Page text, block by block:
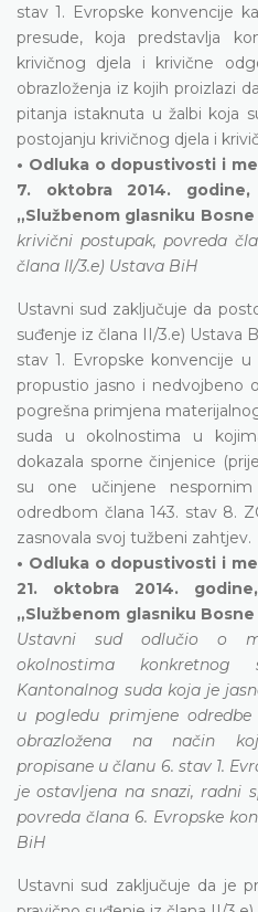
stav 1. Evropske konvencije
presude, koja predstavlja
krivičnog djela i krivične
obrazloženja iz kojih proizlazi
pitanja istaknuta u žalbi koja
postojanju krivičnog djela i
• Odluka o dopustivosti i
7. oktobra 2014.
„Službenom glasniku
krivični postupak, povreda
člana II/3.e) Ustava BiH
Ustavni sud zaključuje da
suđenje iz člana II/3.e) Ustava
stav 1. Evropske konvencije
propustio jasno i nedvojbeno
pogrešna primjena
suda u okolnostima u
dokazala sporne činjenice
su one učinjene
odredbom člana 143. stav 8.
zasnovala svoj tužbeni zahtjev.
• Odluka o dopustivosti i
21. oktobra 2014.
„Službenom glasniku
Ustavni sud odlučio o
okolnostima konkretnog
Kantonalnog suda koja je
u pogledu primjene
obrazložena na način
propisane u članu 6. stav 1.
je ostavljena na snazi, radni
povreda člana 6. Evropske
BiH
Ustavni sud zaključuje da je